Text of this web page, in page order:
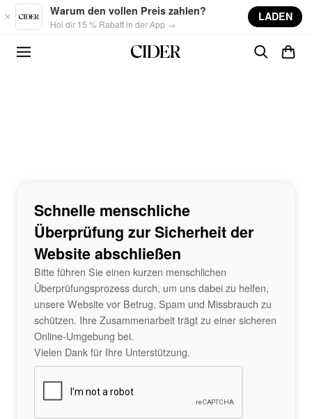
Skip to main content
Warum den vollen Preis zahlen?
Hol dir 15 % Rabatt in der App →
LADEN
Schnelle menschliche
Überprüfung zur Sicherheit der
Website abschließen
Bitte führen Sie einen kurzen menschlichen
Überprüfungsprozess durch, um uns dabei zu helfen,
unsere Website vor Betrug, Spam und Missbrauch zu
schützen. Ihre Zusammenarbeit trägt zu einer sicheren
Online-Umgebung bei.
Vielen Dank für Ihre Unterstützung.